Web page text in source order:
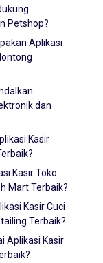
Petshop?
Aplikasi
dan
Kasir
Kasir Toko
Mart Terbaik?
Kasir Cuci
Terbaik?
Aplikasi Kasir